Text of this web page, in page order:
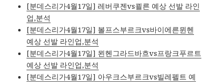
[분데스리가4월17일] 레버쿠젠vs쾰른 예상 선발 라인
업,분석
[분데스리가4월17일] 볼프스부르크vs바이에른뮌헨
예상 선발 라인업,분석
[분데스리가4월17일] 묀헨그라드바흐vs프랑크푸르트
예상 선발 라인업,분석
[분데스리가4월17일] 아우크스부르크vs빌레펠트 예